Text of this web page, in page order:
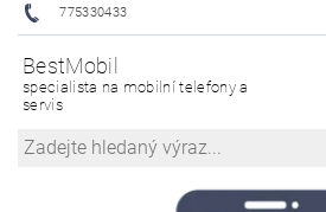
775330433
BestMobil
specialista na mobilní telefony a
servis